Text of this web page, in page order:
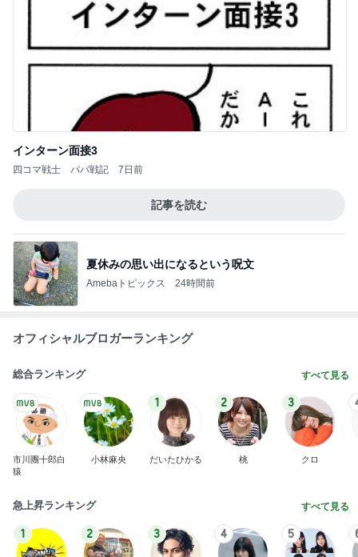
インターン面接3
四コマ戦士 パパ戦記 7日前
記事を読む
夏休みの思い出になるという呪文
Amebaトピックス 24時間前
オフィシャルブロガーランキング
総合ランキング すべて見る
市川團十郎白
猿
小林麻央
1
だいたひかる
2
桃
3
クロ
急上昇ランキング すべて見る
1 2 3 4 5